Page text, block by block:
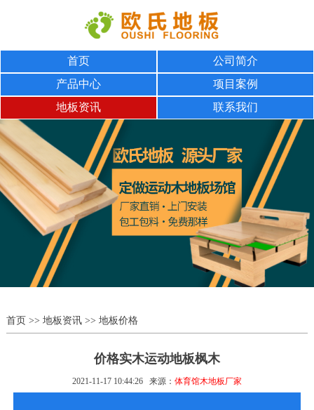
首页
公司简介
产品中心
项目案例
地板资讯
联系我们
首页>> 地板资讯>> 地板价格
价格实木运动地板枫木
2021-11-17 10:44:26 来源： 体育馆木地板厂家